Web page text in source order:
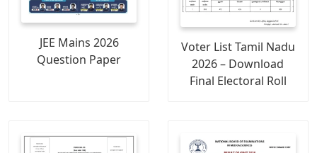
JEE Mains 2026
Question Paper
Voter List Tamil Nadu
2026 – Download
Final Electoral Roll